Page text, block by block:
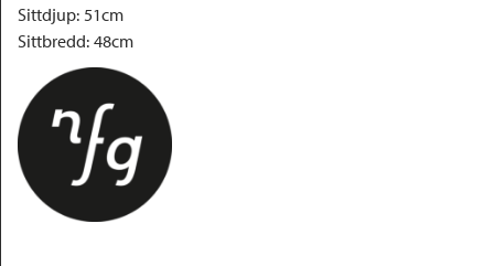
Sittdjup: 51cm
Sittbredd: 48cm